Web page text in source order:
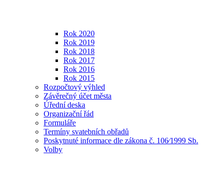
Rok 2020
Rok 2019
Rok 2018
Rok 2017
Rok 2016
Rok 2015
Rozpočtový výhled
Závěrečný účet města
Úřední deska
Organizační řád
Formuláře
Termíny svatebních obřadů
Poskytnuté informace dle zákona č. 106⁄1999 Sb.
Volby